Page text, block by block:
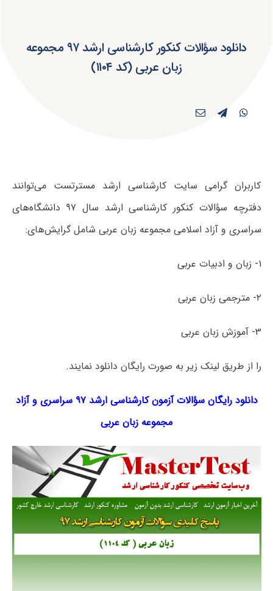
دانلود سؤالات کنکور کارشناسی ارشد ۹۷ مجموعه
زبان عربی (کد ۱۱۰۴)
کاربران گرامی سایت کارشناسی ارشد مسترتست می‌توانند
دفترچه سؤالات کنکور کارشناسی ارشد سال ۹۷ دانشگاه‌های
سراسری و آزاد اسلامی مجموعه زبان عربی شامل گرایش‌های:
۱- زبان و ادبیات عربی
۲- مترجمی زبان عربی
۳- آموزش زبان عربی
را از طریق لینک‌ زیر به صورت رایگان دانلود نمایند.
دانلود رایگان سؤالات آزمون کارشناسی ارشد ۹۷ سراسری و آزاد
مجموعه زبان عربی